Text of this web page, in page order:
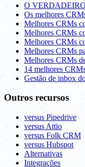
O
Os melhores
Melhores CRMs
Melhores CRMs
Melhores CRMs
Melhores CRMs
Melhores CRMs
14 melhores
Gestão de inbox
Outros recursos
versus Pipedrive
versus Attio
versus Folk CRM
versus Hubspot
Alternativas
Integrações